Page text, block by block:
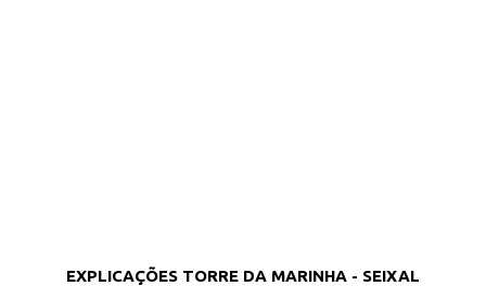
EXPLICAÇÕES TORRE DA MARINHA - SEIXAL